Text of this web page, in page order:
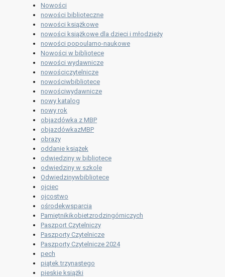
Nowości
nowości biblioteczne
nowości książkowe
nowości książkowe dla dzieci i młodzieży
nowości popoularno-naukowe
Nowości w bibliotece
nowości wydawnicze
nowościczytelnicze
nowościwbibliotece
nowościwydawnicze
nowy katalog
nowy rok
objazdówka z MBP
objazdówkazMBP
obrazy
oddanie książek
odwiedziny w bibliotece
odwiedziny w szkole
Odwiedzinywbibliotece
ojciec
ojcostwo
ośrodekwsparcia
Pamiętnikikobietzrodzingórniczych
Paszport Czytelniczy
Paszporty Czytelnicze
Paszporty Czytelnicze 2024
pech
piątek trzynastego
pieskie książki